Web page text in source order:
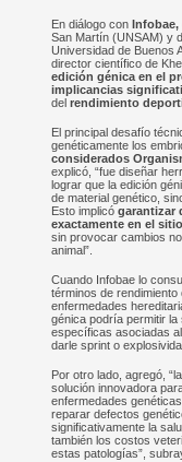
En diálogo con Infobae,
San Martín (UNSAM) y
Universidad de Buenos
director científico de
edición génica en el
implicancias
del rendimiento
El principal desafío
genéticamente los
considerados
explicó, “fue diseñar
lograr que la edición
de material genético,
Esto implicó garantizar
exactamente en el
sin provocar cambios
animal”.
Cuando Infobae lo
términos de
enfermedades
génica podría permitir
específicas asociadas
darle sprint o
Por otro lado, agregó,
solución innovadora
enfermedades
reparar defectos
significativamente la
también los costos
estas patologías”,